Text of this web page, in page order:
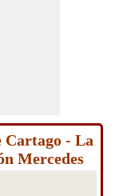
Cartago - La
Mercedes